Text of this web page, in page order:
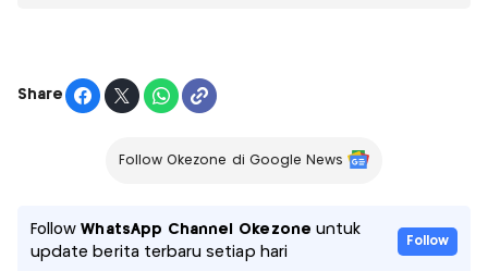
Share
Follow Okezone di Google News
FollowWhatsApp Channel Okezone untuk
update berita terbaru setiap hari
Follow